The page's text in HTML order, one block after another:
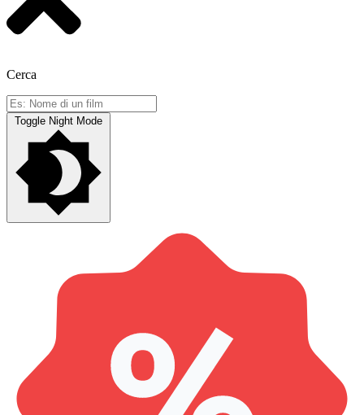
Cerca
Toggle Night Mode